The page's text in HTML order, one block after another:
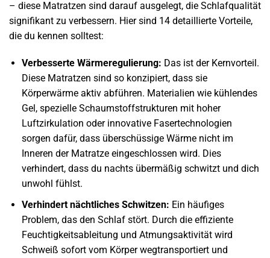
– diese Matratzen sind darauf ausgelegt, die Schlafqualität
signifikant zu verbessern. Hier sind 14 detaillierte Vorteile,
die du kennen solltest:
Verbesserte Wärmeregulierung: Das ist der Kernvorteil.
Diese Matratzen sind so konzipiert, dass sie
Körperwärme aktiv abführen. Materialien wie kühlendes
Gel, spezielle Schaumstoffstrukturen mit hoher
Luftzirkulation oder innovative Fasertechnologien
sorgen dafür, dass überschüssige Wärme nicht im
Inneren der Matratze eingeschlossen wird. Dies
verhindert, dass du nachts übermäßig schwitzt und dich
unwohl fühlst.
Verhindert nächtliches Schwitzen: Ein häufiges
Problem, das den Schlaf stört. Durch die effiziente
Feuchtigkeitsableitung und Atmungsaktivität wird
Schweiß sofort vom Körper wegtransportiert und